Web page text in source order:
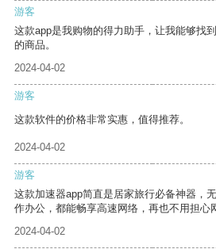
游客
这款app是我购物的得力助手，让我能够找
的商品。
2024-04-02
游客
这款软件的价格非常实惠，值得推荐。
2024-04-02
游客
这款加速器app简直是居家旅行必备神器，
作办公，都能畅享高速网络，再也不用担心
2024-04-02